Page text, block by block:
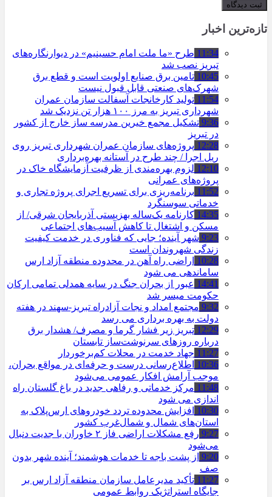
تازه‌ترین اخبار
11:34 طرح «ما ملت امام حسینیم» در دیوارنگاره‌های
تبریز نصب شد
10:45 تامین برق صنایع اولویت است و قطع برق
شهرک‌های صنعتی قابل قبول نیست
11:54 تولید کارخانجات آسفالت سازمان عمران
شهرداری تبریز به مرز ۱۰۰ هزار تن نزدیک شد
9:36 تشکیل مجمع خیرین مدرسه ‌ساز خارج از کشور
در تبریز
12:28 پروژه‌های سازمان عمران شهرداری تبریز روی
ریل اجرا / چند طرح در آستانه بهره‌برداری
12:10 لزوم بهره‌مندی از ظرفیت آزمایشگاه خاک در
پروژه‌های عمرانی
11:52 برنامه‌ریزی برای تسریع اجرای پروژه تجاری و
خدماتی سوسنگرد
14:35 کارنامه یک‌ساله بهزیستی آذربایجان شرقی/ از
مسکن و اشتغال تا کاهش آسیب‌های اجتماعی
9:23 شهر آینده؛ جایی که فناوری در خدمت کیفیت
زندگی شهروندان است
10:28 اراضی راه آهن در محدوده منطقه آزاد ارس
ساماندهی می شود
14:41 عبور از بحران جنگ در سایه همدلی تمامی ارکان
حکومت میسر شد
9:32 مجتمع امداد و نجات آزادراه تبریز-سهند در هفته
دولت به بهره ‌برداری می‌ رسد
12:29 تبریز زیر فشار گرما و مصرف/ هشدار برق
درباره روزهای سرنوشت‌ساز تابستان
11:27 جهاد خدمت در محلات کم‌برخوردار
10:36 اطلاع‌رسانی درست و حرفه‌ای در مواقع بحران،
موجب آرامش افکار عمومی می‌شود
11:48 مرکز خدماتی و رفاهی جدید در باغ گلستان راه
اندازی می شود
10:30 افزایش محدوده تردد خودروهای ارس‌پلاک به
استان‌های شمال و شمال‌غرب کشور
9:27
رفع مشکلات اراضی فاز ۲ خاوران با جدیت دنبال
می‌شود
9:20 از پشت باجه تا خدمات هوشمند؛ آینده شهر بدون
صف
11:27 تأکید مدیرعامل سازمان منطقه آزاد ارس بر
جایگاه استراتژیک روابط عمومی